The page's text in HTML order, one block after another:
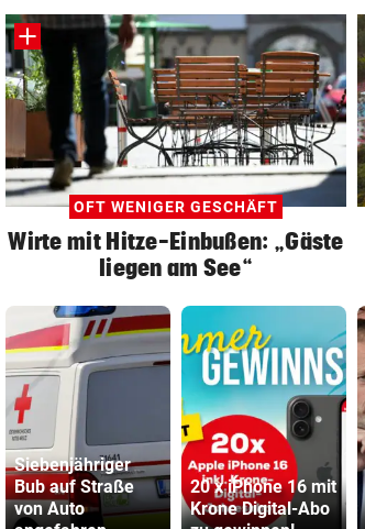
OFT WENIGER GESCHÄFT
Wirte mit Hitze-Einbußen: „Gäste
liegen am See“
Siebenjähriger
Bub auf Straße
von Auto
20 x iPhone 16 mit
Krone Digital-Abo